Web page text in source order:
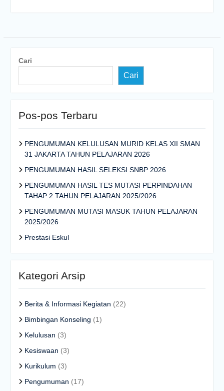
Cari
Cari
Pos-pos Terbaru
PENGUMUMAN KELULUSAN MURID KELAS XII SMAN
31 JAKARTA TAHUN PELAJARAN 2026
PENGUMUMAN HASIL SELEKSI SNBP 2026
PENGUMUMAN HASIL TES MUTASI PERPINDAHAN
TAHAP 2 TAHUN PELAJARAN 2025/2026
PENGUMUMAN MUTASI MASUK TAHUN PELAJARAN
2025/2026
Prestasi Eskul
Kategori Arsip
Berita & Informasi Kegiatan (22)
Bimbingan Konseling (1)
Kelulusan (3)
Kesiswaan (3)
Kurikulum (3)
Pengumuman (17)